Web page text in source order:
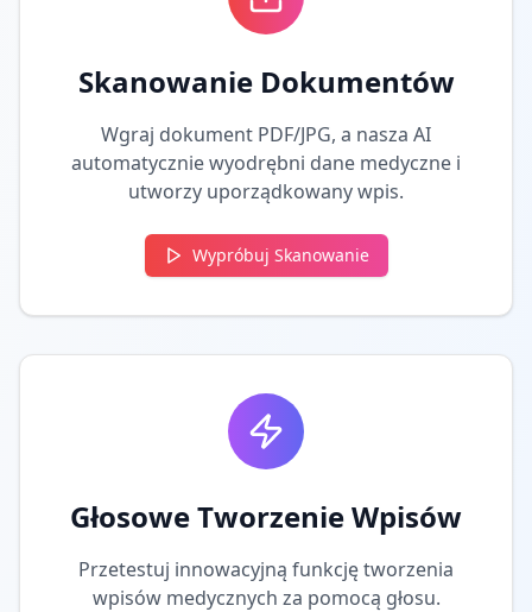
Skanowanie Dokumentów
Wgraj dokument PDF/JPG, a nasza AI
automatycznie wyodrębni dane medyczne i
utworzy uporządkowany wpis.
Wypróbuj Skanowanie
Głosowe Tworzenie Wpisów
Przetestuj innowacyjną funkcję tworzenia
wpisów medycznych za pomocą głosu.